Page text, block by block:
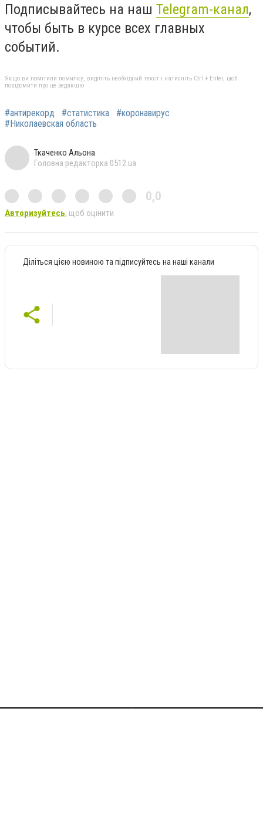
Подписывайтесь на наш Telegram-канал,
чтобы быть в курсе всех главных
событий.
Якщо ви помітили помилку, виділіть необхідний текст і натисніть Ctrl + Enter, щоб
повідомити про це редакцію
#антирекорд #статистика
#коронавирус
#Николаевская область
Ткаченко Альона
Головна редакторка 0512.ua
0,0
Авторизуйтесь, щоб оцінити
Діліться цією новиною та підписуйтесь на наші канали